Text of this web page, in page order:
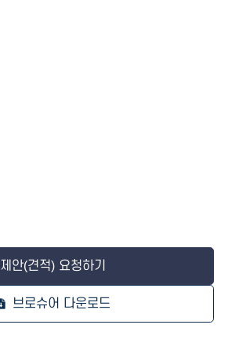
제안(견적) 요청하기
브로슈어 다운로드